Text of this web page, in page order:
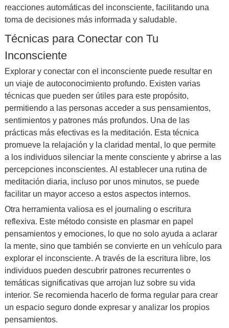
reacciones automáticas del inconsciente, facilitando una
toma de decisiones más informada y saludable.
Técnicas para Conectar con Tu
Inconsciente
Explorar y conectar con el inconsciente puede resultar en
un viaje de autoconocimiento profundo. Existen varias
técnicas que pueden ser útiles para este propósito,
permitiendo a las personas acceder a sus pensamientos,
sentimientos y patrones más profundos. Una de las
prácticas más efectivas es la meditación. Esta técnica
promueve la relajación y la claridad mental, lo que permite
a los individuos silenciar la mente consciente y abrirse a las
percepciones inconscientes. Al establecer una rutina de
meditación diaria, incluso por unos minutos, se puede
facilitar un mayor acceso a estos aspectos internos.
Otra herramienta valiosa es el journaling o escritura
reflexiva. Este método consiste en plasmar en papel
pensamientos y emociones, lo que no solo ayuda a aclarar
la mente, sino que también se convierte en un vehículo para
explorar el inconsciente. A través de la escritura libre, los
individuos pueden descubrir patrones recurrentes o
temáticas significativas que arrojan luz sobre su vida
interior. Se recomienda hacerlo de forma regular para crear
un espacio seguro donde expresar y analizar los propios
pensamientos.